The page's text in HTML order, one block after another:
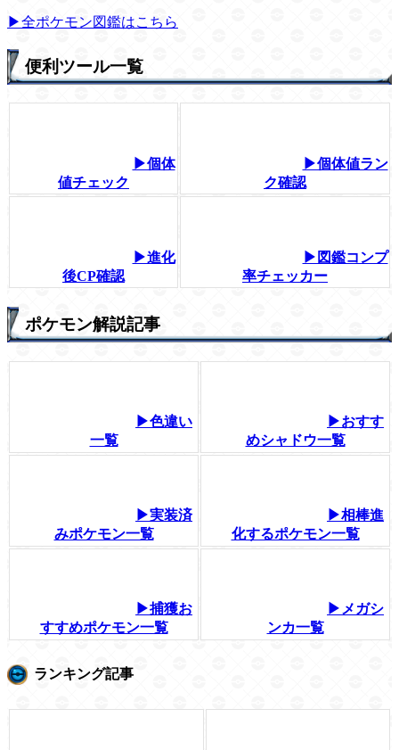
▶全ポケモン図鑑はこちら
便利ツール一覧
▶個体
値チェック
▶個体値ラン
ク確認
▶進化
後CP確認
▶図鑑コンプ
率チェッカー
ポケモン解説記事
▶色違い
一覧
▶おすす
めシャドウ一覧
▶実装済
みポケモン一覧
▶相棒進
化するポケモン一覧
▶捕獲お
すすめポケモン一覧
▶メガシ
ンカ一覧
ランキング記事